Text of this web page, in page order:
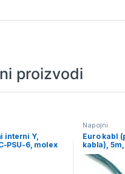
proizvodi
interni Y,
PSU-6, molex
Napojni
Euro kabl
kabla), 5m,
189-VDE-5M